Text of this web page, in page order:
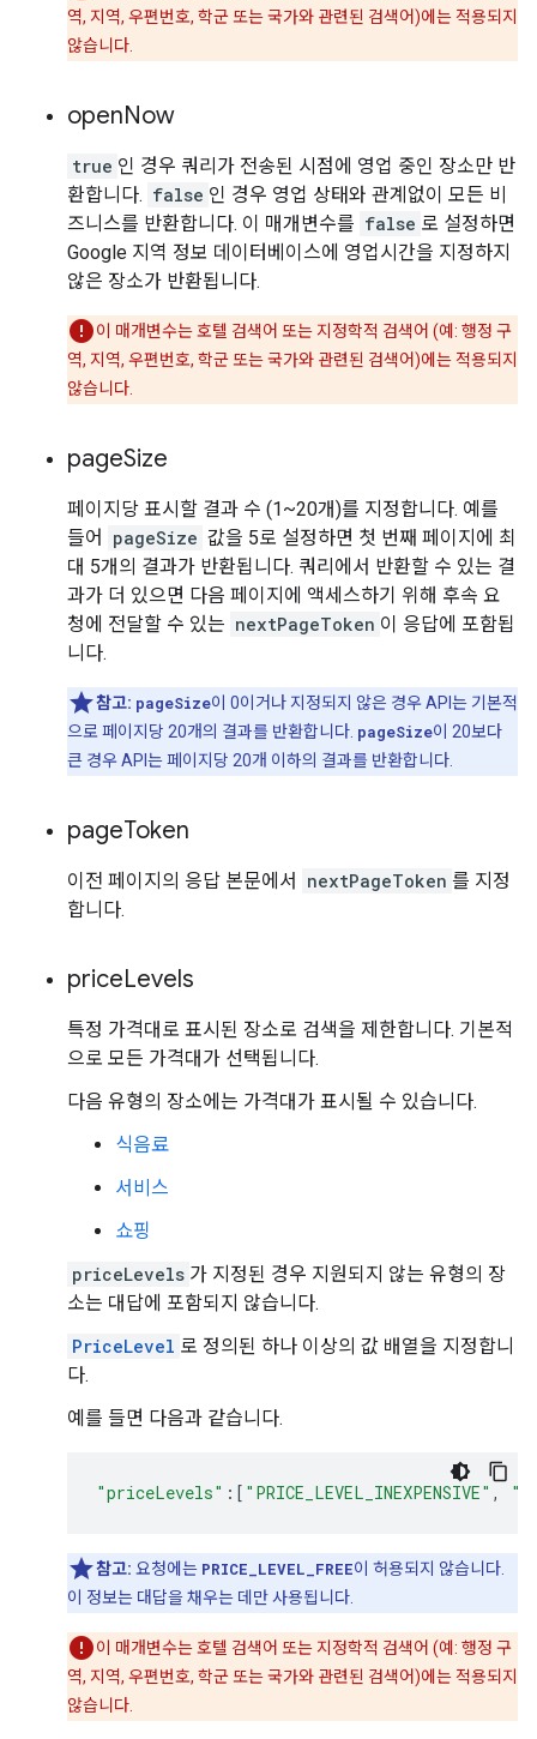
역, 지역, 우편번호, 학군 또는 국가와 관련된 검색어)에는 적용되지
않습니다.
openNow
true 인 경우 쿼리가 전송된 시점에 영업 중인 장소만 반
환합니다. false 인 경우 영업 상태와 관계없이 모든 비
즈니스를 반환합니다. 이 매개변수를 false 로 설정하면
Google 지역 정보 데이터베이스에 영업시간을 지정하지
않은 장소가 반환됩니다.
이 매개변수는 호텔 검색어 또는 지정학적 검색어 (예: 행정 구
역, 지역, 우편번호, 학군 또는 국가와 관련된 검색어)에는 적용되지
않습니다.
pageSize
페이지당 표시할 결과 수 (1~20개)를 지정합니다. 예를
들어
pageSize 값을 5로 설정하면 첫 번째 페이지에 최
대 5개의 결과가 반환됩니다. 쿼리에서 반환할 수 있는 결
과가 더 있으면 다음 페이지에 액세스하기 위해 후속 요
청에 전달할 수 있는 nextPageToken 이 응답에 포함됩
니다.
참고: pageSize이 0이거나 지정되지 않은 경우 API는 기본적
으로 페이지당 20개의 결과를 반환합니다. pageSize이 20보다
큰 경우 API는 페이지당 20개 이하의 결과를 반환합니다.
pageToken
이전 페이지의 응답 본문에서 nextPageToken 를 지정
합니다.
priceLevels
특정 가격대로 표시된 장소로 검색을 제한합니다. 기본적
으로 모든 가격대가 선택됩니다.
다음 유형의 장소에는 가격대가 표시될 수 있습니다.
식음료
서비스
쇼핑
priceLevels 가 지정된 경우 지원되지 않는 유형의 장
소는 대답에 포함되지 않습니다.
PriceLevel 로 정의된 하나 이상의 값 배열을 지정합니
다.
예를 들면 다음과 같습니다.
"priceLevels" : [ "PRICE_LEVEL_INEXPENSIVE" ,
참고: 요청에는 PRICE_LEVEL_FREE이 허용되지 않습니다.
이 정보는 대답을 채우는 데만 사용됩니다.
이 매개변수는 호텔 검색어 또는 지정학적 검색어 (예: 행정 구
역, 지역, 우편번호, 학군 또는 국가와 관련된 검색어)에는 적용되지
않습니다.